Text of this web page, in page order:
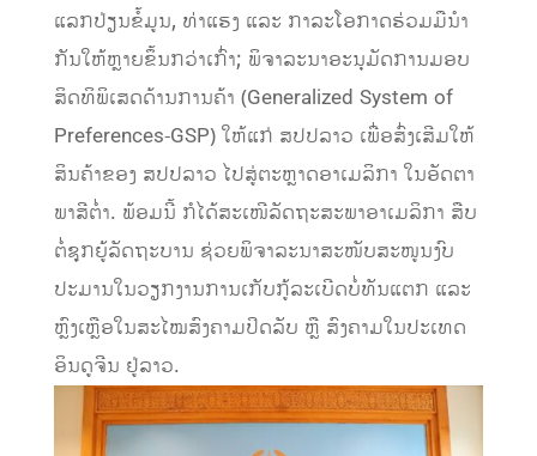
ແລກປ່ຽນຂໍ້ມູນ, ທ່າແຮງ ແລະ ກາລະໂອກາດຮ່ວມມືນຳ
ກັນໃຫ້ຫຼາຍຂຶ້ນກວ່າເກົ່າ; ພິຈາລະນາອະນຸມັດການມອບ
ສິດທິພິເສດດ້ານການຄ້າ (Generalized System of
Preferences-GSP) ໃຫ້ແກ່ ສປປລາວ ເພື່ອສົ່ງເສີມໃຫ້
ສິນຄ້າຂອງ ສປປລາວ ໄປສູ່ຕະຫຼາດອາເມລິກາ ໃນອັດຕາ
ພາສີຕໍ່າ. ພ້ອມນີ້ ກໍໄດ້ສະເໜີລັດຖະສະພາອາເມລິກາ ສືບ
ຕໍ່ຊຸກຍູ້ລັດຖະບານ ຊ່ວຍພິຈາລະນາສະໜັບສະໜູນງົບ
ປະມານໃນວຽກງານການເກັບກູ້ລະເບີດບໍ່ທັນແຕກ ແລະ
ຫຼົງເຫຼືອໃນສະໄໝສົງຄາມປິດລັບ ຫຼື ສົງຄາມໃນປະເທດ
ອິນດູຈີນ ຢູ່ລາວ.